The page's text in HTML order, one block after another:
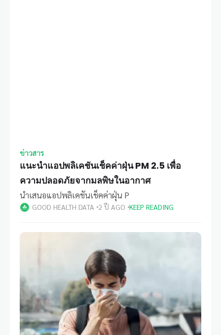
ข่าวสาร
แนะนำแอปพลิเคชันเช็คค่าฝุ่น PM 2.5 เพื่อ
ความปลอดภัยจากมลพิษในอากาศ
นำเสนอแอปพลิเคชันเช็คค่าฝุ่น P
GOOD HEALTH DATA 2 ปี AGO KEEP READING